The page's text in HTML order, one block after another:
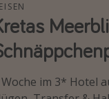
Woche im 3* Hotel